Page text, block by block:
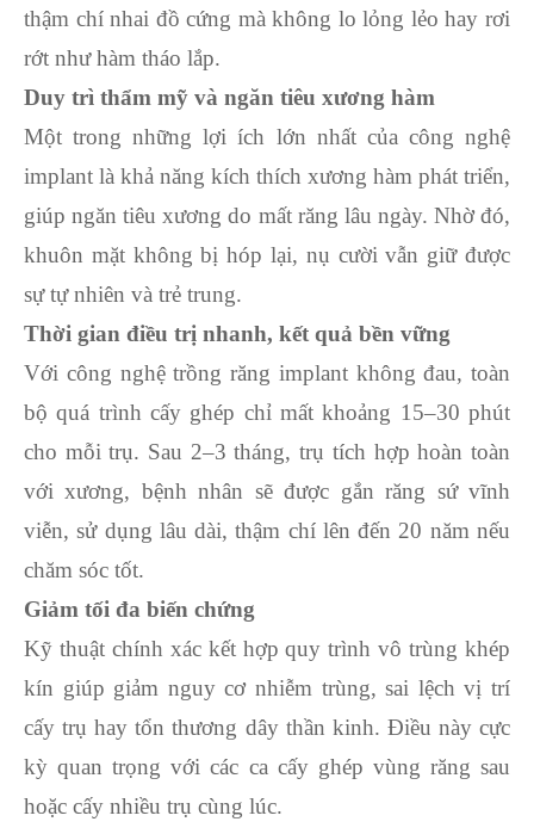
thậm chí nhai đồ cứng mà không lo lỏng lẻo hay rơi
rớt như hàm tháo lắp.
Duy trì thẩm mỹ và ngăn tiêu xương hàm
Một trong những lợi ích lớn nhất của công nghệ
implant là khả năng kích thích xương hàm phát triển,
giúp ngăn tiêu xương do mất răng lâu ngày. Nhờ đó,
khuôn mặt không bị hóp lại, nụ cười vẫn giữ được
sự tự nhiên và trẻ trung.
Thời gian điều trị nhanh, kết quả bền vững
Với công nghệ trồng răng implant không đau, toàn
bộ quá trình cấy ghép chỉ mất khoảng 15–30 phút
cho mỗi trụ. Sau 2–3 tháng, trụ tích hợp hoàn toàn
với xương, bệnh nhân sẽ được gắn răng sứ vĩnh
viễn, sử dụng lâu dài, thậm chí lên đến 20 năm nếu
chăm sóc tốt.
Giảm tối đa biến chứng
Kỹ thuật chính xác kết hợp quy trình vô trùng khép
kín giúp giảm nguy cơ nhiễm trùng, sai lệch vị trí
cấy trụ hay tổn thương dây thần kinh. Điều này cực
kỳ quan trọng với các ca cấy ghép vùng răng sau
hoặc cấy nhiều trụ cùng lúc.